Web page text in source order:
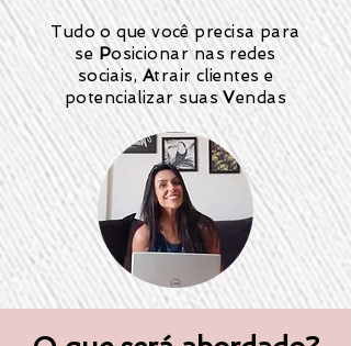
Tudo o que você precisa para
sePosicionar nas redes
sociais, Atrair clientes e
potencializar suasVendas